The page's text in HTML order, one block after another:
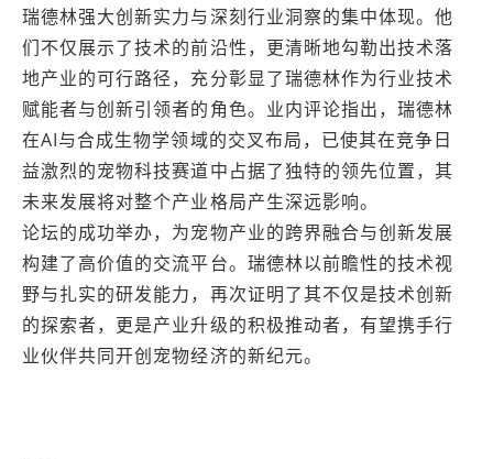
瑞德林强大创新实力与深刻行业洞察的集中体现。他
们不仅展示了技术的前沿性，更清晰地勾勒出技术落
地产业的可行路径，充分彰显了瑞德林作为行业技术
赋能者与创新引领者的角色。业内评论指出，瑞德林
在AI与合成生物学领域的交叉布局，已使其在竞争日
益激烈的宠物科技赛道中占据了独特的领先位置，其
未来发展将对整个产业格局产生深远影响。
论坛的成功举办，为宠物产业的跨界融合与创新发展
构建了高价值的交流平台。瑞德林以前瞻性的技术视
野与扎实的研发能力，再次证明了其不仅是技术创新
的探索者，更是产业升级的积极推动者，有望携手行
业伙伴共同开创宠物经济的新纪元。